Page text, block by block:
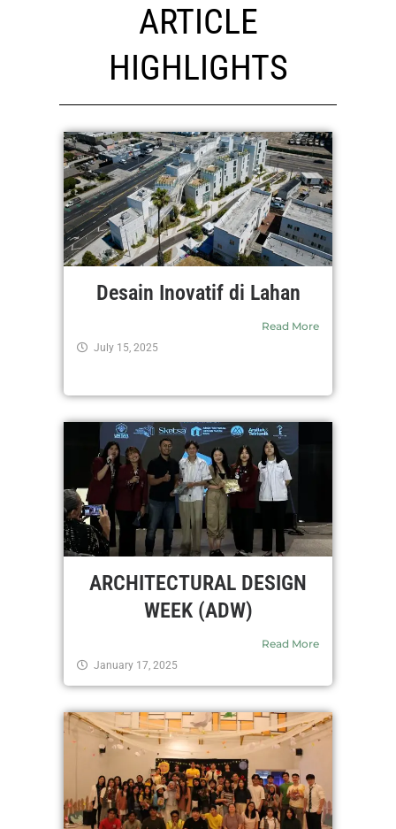
ARTICLE
HIGHLIGHTS
Desain Inovatif di Lahan
Read More
July 15, 2025
ARCHITECTURAL DESIGN
WEEK (ADW)
Read More
January 17, 2025